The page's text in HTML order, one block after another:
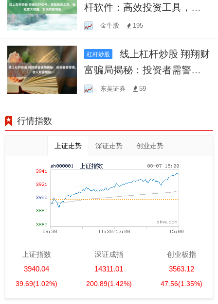
杆软件：高效投资工具，轻
松放大收益，实现财富增值
金牛股 195
杠杆炒股
线上杠杆炒股 翔翔财
富骗局揭秘：投资者需警
惕，勿入财富陷阱！
东吴证券 59
行情指数
上证走势 深证走势 创业走势
上证指数
3940.04
39.69(1.02%)
深证成指
14311.01
200.89(1.42%)
创业板指
3563.12
47.56(1.35%)